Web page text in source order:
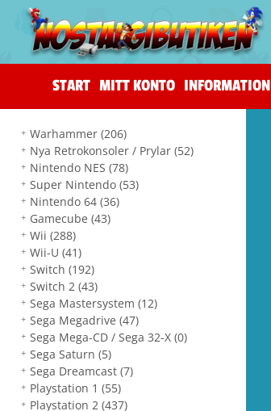
START MITT KONTO INFORMATION
Warhammer(206)
Nya Retrokonsoler / Prylar(52)
Nintendo NES(78)
Super Nintendo(53)
Nintendo 64(36)
Gamecube(43)
Wii(288)
Wii-U(41)
Switch(192)
Switch 2(43)
Sega Mastersystem(12)
Sega Megadrive(47)
Sega Mega-CD / Sega 32-X(0)
Sega Saturn(5)
Sega Dreamcast(7)
Playstation 1(55)
Playstation 2(437)